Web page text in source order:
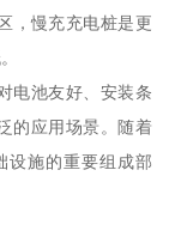
，慢充充电桩是更
电池友好、安装条
的应用场景。随着
设施的重要组成部